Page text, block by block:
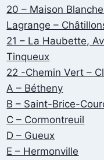
20 – Maison
Lagrange –
21 – La Haubette,
Tinqueux
22 -Chemin Vert –
A – Bétheny
B – Saint-Brice-
C – Cormontreuil
D – Gueux
E – Hermonville